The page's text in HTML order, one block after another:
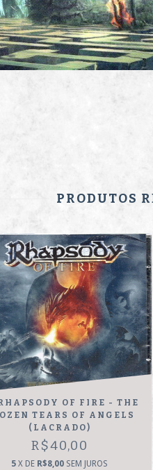
PRODUTOS
OF FIRE - THE
TEARS OF ANGELS
(LACRADO)
R$40,00
5 X DE R$8,00 SEM JUROS